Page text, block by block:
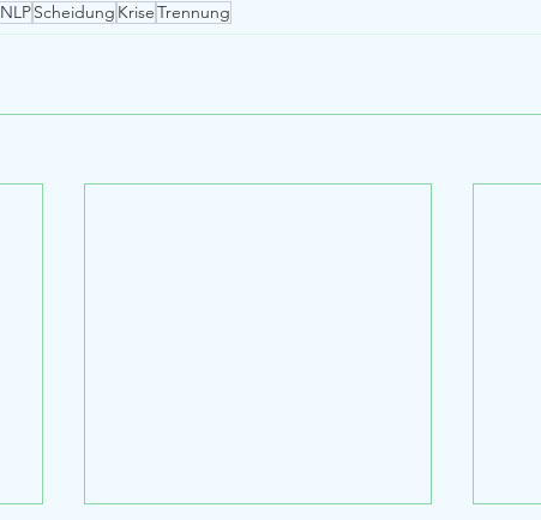
NLPScheidung KriseTrennung